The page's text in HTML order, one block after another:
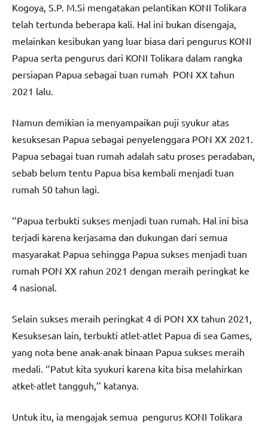
Kogoya, S.P. M.Si mengatakan pelantikan KONI Tolikara
telah tertunda beberapa kali. Hal ini bukan disengaja,
melainkan kesibukan yang luar biasa dari pengurus KONI
Papua serta pengurus dari KONI Tolikara dalam rangka
persiapan Papua sebagai tuan rumah PON XX tahun
2021 lalu.
Namun demikian ia menyampaikan puji syukur atas
kesuksesan Papua sebagai penyelenggara PON XX 2021.
Papua sebagai tuan rumah adalah satu proses peradaban,
sebab belum tentu Papua bisa kembali menjadi tuan
rumah 50 tahun lagi.
‘’Papua terbukti sukses menjadi tuan rumah. Hal ini bisa
terjadi karena kerjasama dan dukungan dari semua
masyarakat Papua sehingga Papua sukses menjadi tuan
rumah PON XX rahun 2021 dengan meraih peringkat ke
4 nasional.
Selain sukses meraih peringkat 4 di PON XX tahun 2021,
Kesuksesan lain, terbukti atlet-atlet Papua di sea Games,
yang nota bene anak-anak binaan Papua sukses meraih
medali. ‘’Patut kita syukuri karena kita bisa melahirkan
atket-atlet tangguh,’’ katanya.
Untuk itu, ia mengajak semua pengurus KONI Tolikara